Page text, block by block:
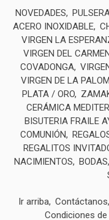
NOVEDADES
ACERO INOXIDABLE
VIRGEN LA
VIRGEN DEL
COVADONGA
VIRGEN DE LA
PLATA / ORO
CERÁMICA
BISUTERIA FRAILE
COMUNIÓN
REGALITOS
NACIMIENTOS
BODAS
Ir arriba Contáctanos
Condiciones